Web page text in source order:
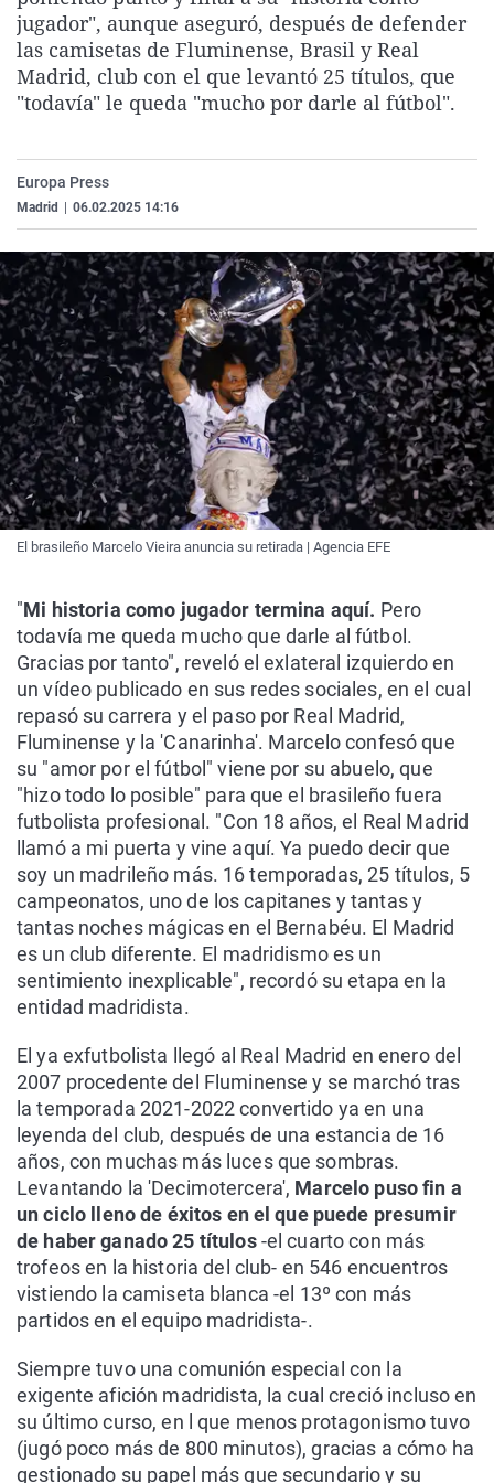
La rosa de los vientos
Gente viajera
Como el perro y el
Caso
Retornados
Equipo de
Extremadura
Galicia
La Rioja
Virales
Televisión
Elecciones
jugador", aunque aseguró, después de defender
las camisetas de Fluminense, Brasil y Real
Madrid, club con el que levantó 25 títulos, que
"todavía" le queda "mucho por darle al fútbol".
Europa Press
Madrid 06.02.2025 14:16
El brasileño Marcelo Vieira anuncia su retirada | Agencia EFE
"Mi historia como jugador termina aquí. Pero
todavía me queda mucho que darle al fútbol.
Gracias por tanto", reveló el exlateral izquierdo en
un vídeo publicado en sus redes sociales, en el cual
repasó su carrera y el paso por Real Madrid,
Fluminense y la 'Canarinha'. Marcelo confesó que
su "amor por el fútbol" viene por su abuelo, que
"hizo todo lo posible" para que el brasileño fuera
futbolista profesional. "Con 18 años, el Real Madrid
llamó a mi puerta y vine aquí. Ya puedo decir que
soy un madrileño más. 16 temporadas, 25 títulos, 5
campeonatos, uno de los capitanes y tantas y
tantas noches mágicas en el Bernabéu. El Madrid
es un club diferente. El madridismo es un
sentimiento inexplicable", recordó su etapa en la
entidad madridista.
El ya exfutbolista llegó al Real Madrid en enero del
2007 procedente del Fluminense y se marchó tras
la temporada 2021-2022 convertido ya en una
leyenda del club, después de una estancia de 16
años, con muchas más luces que sombras.
Levantando la 'Decimotercera', Marcelo puso fin a
un ciclo lleno de éxitos en el que puede presumir
de haber ganado 25 títulos-el cuarto con más
trofeos en la historia del club- en 546 encuentros
vistiendo la camiseta blanca -el 13º con más
partidos en el equipo madridista-.
Siempre tuvo una comunión especial con la
exigente afición madridista, la cual creció incluso en
su último curso, en l que menos protagonismo tuvo
(jugó poco más de 800 minutos), gracias a cómo ha
gestionado su papel más que secundario y su